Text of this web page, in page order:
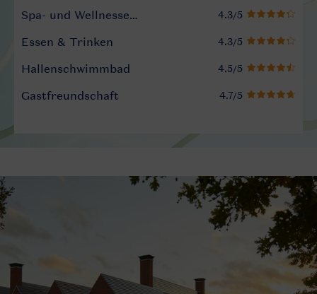
Spa- und Wellnesseinrichtungen
Essen & Trinken
Hallenschwimmbad
Gastfreundschaft